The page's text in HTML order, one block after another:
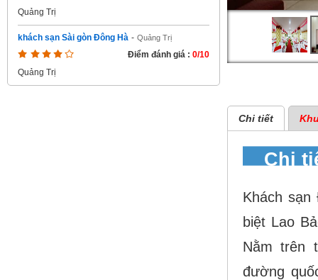
Quảng Trị
khách sạn Sài gòn Đông Hà - Quảng Trị
Điểm đánh giá : 0/10
Quảng Trị
Chi tiết
Chi
Khách
biệt Lao
Nằm trên
đường